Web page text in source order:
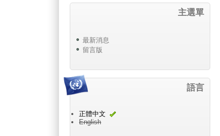
主選單
最新消息
留言版
語言
正體中文
English